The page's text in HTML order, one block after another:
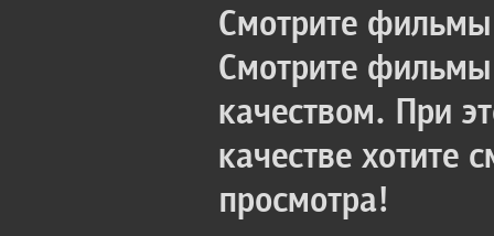
Смотрите
Смотрите
качеством. При
качестве хотите
просмотра!